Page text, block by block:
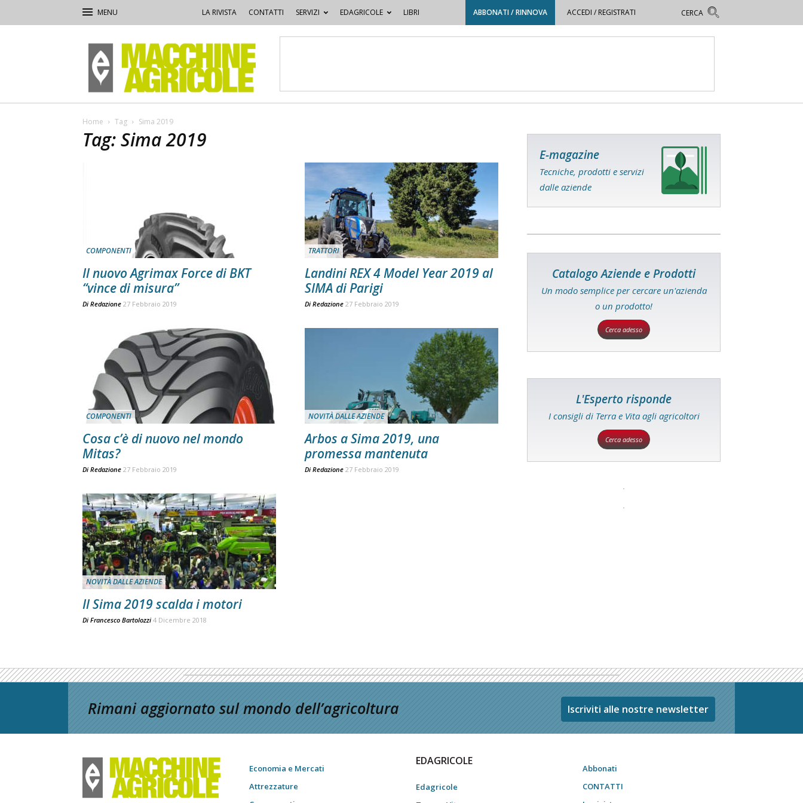
LA RIVISTA CONTATTI SERVIZI EDAGRICOLE LIBRI ABBONATI / RINNOVA ACCEDI / REGISTRATI
Macchine
Agricole
Home Tag Sima 2019
Tag: Sima 2019
COMPONENTI
Il nuovo Agrimax Force di BKT
“vince di misura”
Di Redazione 27 Febbraio 2019
TRATTORI
Landini REX 4 Model Year 2019 al
SIMA di Parigi
Di Redazione 27 Febbraio 2019
COMPONENTI
Cosa c’è di nuovo nel mondo
Mitas?
Di Redazione 27 Febbraio 2019
NOVITÀ DALLE AZIENDE
Arbos a Sima 2019, una
promessa mantenuta
Di Redazione 27 Febbraio 2019
NOVITÀ DALLE AZIENDE
Il Sima 2019 scalda i motori
Di Francesco Bartolozzi 4 Dicembre 2018
E-magazine
Tecniche, prodotti e servizi
dalle aziende
Catalogo Aziende e Prodotti
Un modo semplice per cercare un'azienda
o un prodotto!
Cerca adesso
L'Esperto risponde
I consigli di Terra e Vita agli agricoltori
Cerca adesso
Rimani aggiornato sul mondo dell’agricoltura Iscriviti alle nostre newsletter
Economia e Mercati
Attrezzature
EDAGRICOLE
Edagricole
Abbonati
CONTATTI